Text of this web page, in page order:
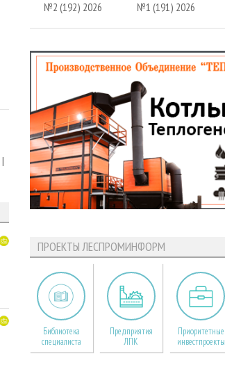
|
№2 (192) 2026 №1 (191) 2026
ПРОЕКТЫ ЛЕСПРОМИНФОРМ
Библиотека
специалиста
Предприятия
ЛПК
Приоритетные
инвестпроекты